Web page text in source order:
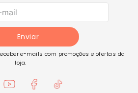
Enviar
e-mails com promoções e ofertas da
loja.